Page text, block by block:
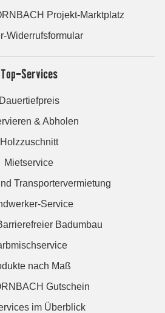
Projekt-Marktplatz
Widerrufsformular
Top-Services
Dauertiefpreis
& Abholen
Holzzuschnitt
Mietservice
Transportervermietung
Service
Badumbau
nach Maß
Gutschein
im Überblick